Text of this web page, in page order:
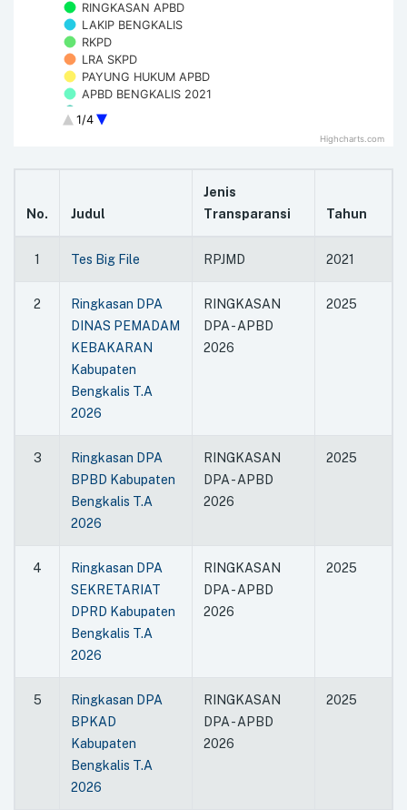
RINGKASAN APBD
LAKIP BENGKALIS
RKPD
LRA SKPD
PAYUNG HUKUM APBD
APBD BENGKALIS 2021
APBD BENGKALIS 2020
APBD BENGKALIS DPPA 2020
LHKPN
PEMERINTAHAN DAERAH (RLPPD) KABUPATEN
2026
2026
2026
2026
1/4
Highcharts.com
No. Judul
Jenis
Transparansi
Tahun
1 Tes Big File RPJMD 2021
2
Ringkasan DPA
DINAS PEMADAM
KEBAKARAN
Kabupaten
Bengkalis T.A
2026
RINGKASAN
DPA - APBD
2026
2025
3
Ringkasan DPA
BPBD Kabupaten
Bengkalis T.A
2026
RINGKASAN
DPA - APBD
2026
2025
4
Ringkasan DPA
SEKRETARIAT
DPRD Kabupaten
Bengkalis T.A
2026
RINGKASAN
DPA - APBD
2026
2025
5
Ringkasan DPA
BPKAD
Kabupaten
Bengkalis T.A
2026
RINGKASAN
DPA - APBD
2026
2025